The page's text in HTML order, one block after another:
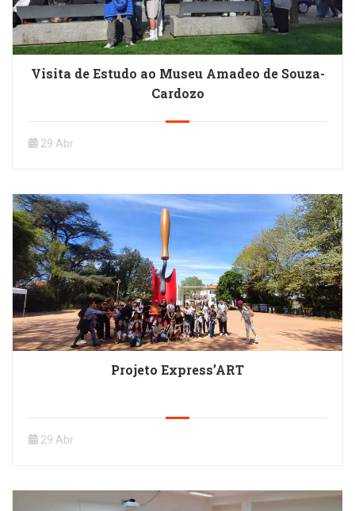
Visita de Estudo ao Museu Amadeo de Souza-
Cardozo
29 Abr
Projeto Express’ART
29 Abr